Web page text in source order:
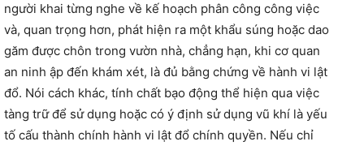
người khai từng nghe về kế hoạch phân công công việc
và, quan trọng hơn, phát hiện ra một khẩu súng hoặc dao
găm được chôn trong vườn nhà, chẳng hạn, khi cơ quan
an ninh ập đến khám xét, là đủ bằng chứng về hành vi lật
đổ. Nói cách khác, tính chất bạo động thể hiện qua việc
tàng trữ để sử dụng hoặc có ý định sử dụng vũ khí là yếu
tố cấu thành chính hành vi lật đổ chính quyền. Nếu chỉ